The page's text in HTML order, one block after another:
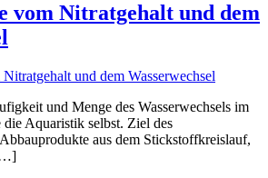
vom Nitratgehalt und dem
und Menge des Wasserwechsels im
Aquaristik selbst. Ziel des
aus dem Stickstoffkreislauf,